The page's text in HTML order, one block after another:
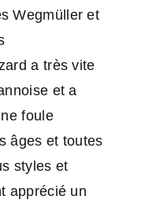
Wegmüller et
a très vite
et a
foule
âges et toutes
styles et
apprécié un